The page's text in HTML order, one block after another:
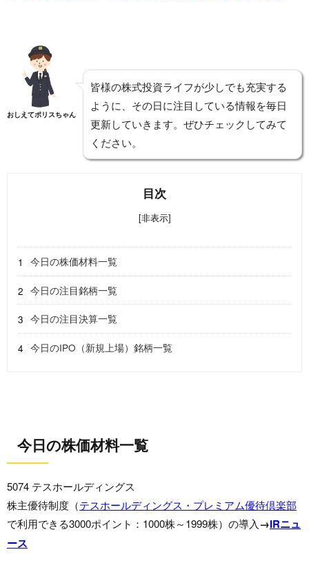
おしえてポリスちゃん
皆様の株式投資ライフが少しでも充実する
ように、その日に注目している情報を毎日
更新していきます。ぜひチェックしてみて
ください。
目次
[非表示]
今日の株価材料一覧
今日の注目銘柄一覧
今日の注目決算一覧
今日のIPO（新規上場）銘柄一覧
今日の株価材料一覧
5074 テスホールディングス
株主優待制度（テスホールディングス・プレミアム優待倶楽部
で利用できる3000ポイント：1000株～1999株）の導入→IRニュ
ース